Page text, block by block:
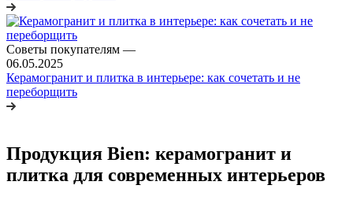
Советы покупателям —
06.05.2025
Керамогранит и плитка в интерьере: как сочетать и не
переборщить
Продукция Bien: керамогранит и
плитка для современных интерьеров